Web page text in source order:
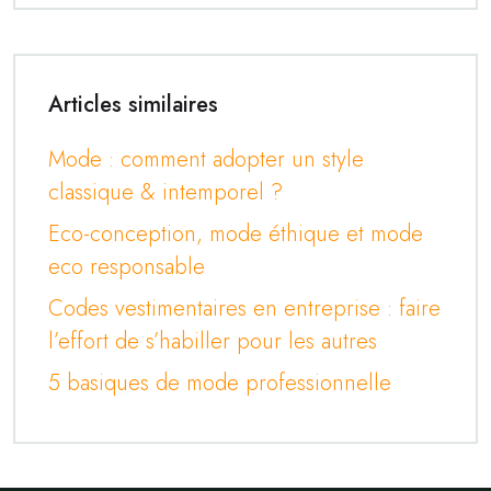
Articles similaires
Mode : comment adopter un style
classique & intemporel ?
Eco-conception, mode éthique et mode
eco responsable
Codes vestimentaires en entreprise : faire
l’effort de s’habiller pour les autres
5 basiques de mode professionnelle